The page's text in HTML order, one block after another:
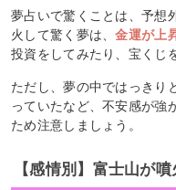
夢占いで驚くことは、予想
火して驚く夢は、金運が上
投資をしてみたり、宝くじ
ただし、夢の中ではっきり
っていたなど、不安感が強
ため注意しましょう。
【感情別】富士山が